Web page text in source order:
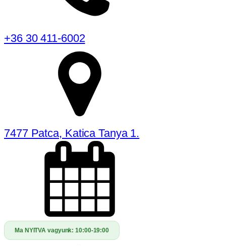
+36 30 411-6002
7477 Patca, Katica Tanya 1.
Ma NYITVA vagyunk:10:00-19:00